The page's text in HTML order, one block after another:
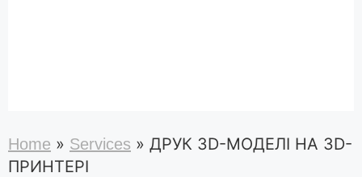
Home » Services » ДРУК 3D-МОДЕЛІ НА 3D-
ПРИНТЕРІ